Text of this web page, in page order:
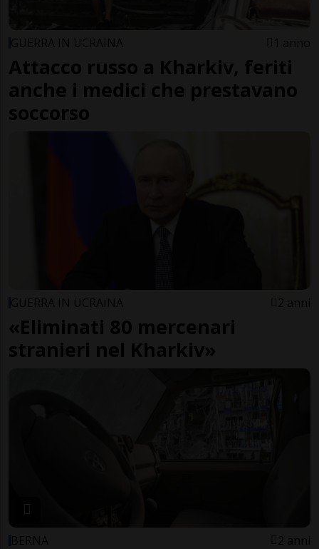
GUERRA IN UCRAINA 1 anno
Attacco russo a Kharkiv, feriti
anche i medici che prestavano
soccorso
GUERRA IN UCRAINA 2 anni
«Eliminati 80 mercenari
stranieri nel Kharkiv»
BERNA 2 anni